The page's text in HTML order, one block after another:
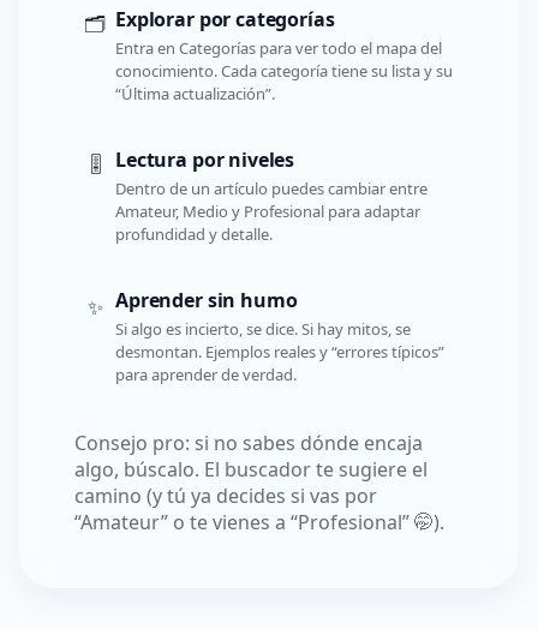
🗂️ Explorar por categorías
Entra en Categorías para ver todo el mapa del
conocimiento. Cada categoría tiene su lista y su
“Última actualización”.
🎚️ Lectura por niveles
Dentro de un artículo puedes cambiar entre
Amateur, Medio y Profesional para adaptar
profundidad y detalle.
✨ Aprender sin humo
Si algo es incierto, se dice. Si hay mitos, se
desmontan. Ejemplos reales y “errores típicos”
para aprender de verdad.
Consejo pro: si no sabes dónde encaja
algo, búscalo. El buscador te sugiere el
camino (y tú ya decides si vas por
“Amateur” o te vienes a “Profesional” 🤭).